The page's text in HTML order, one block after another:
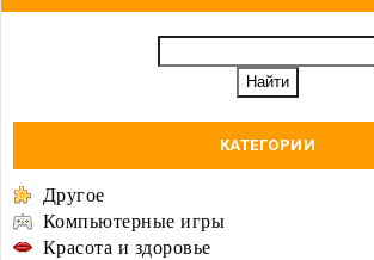
КАТЕГОРИИ
Другое
Компьютерные игры
Красота и здоровье